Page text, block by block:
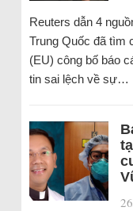
Reuters dẫn 4
Trung Quốc đã tìm
(EU) công bố báo
tin sai lệch về sự…